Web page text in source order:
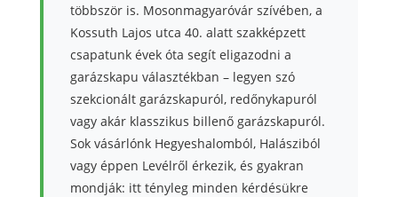
többször is. Mosonmagyaróvár szívében, a
Kossuth Lajos utca 40. alatt szakképzett
csapatunk évek óta segít eligazodni a
garázskapu választékban – legyen szó
szekcionált garázskapuról, redőnykapuról
vagy akár klasszikus billenő garázskapuról.
Sok vásárlónk Hegyeshalomból, Halásziból
vagy éppen Levélről érkezik, és gyakran
mondják: itt tényleg minden kérdésükre